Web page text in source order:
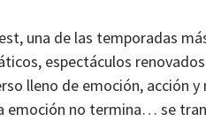
una de las temporadas
espectáculos
lleno de emoción, acción
emoción no termina… se